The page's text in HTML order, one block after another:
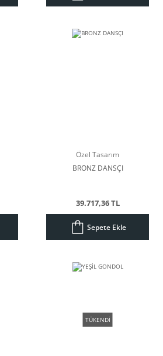
Özel Tasarım
BRONZ DANSÇI
39.717,36 TL
Sepete Ekle
TÜKENDİ